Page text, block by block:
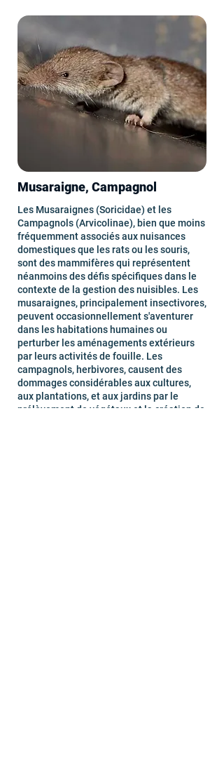
Musaraigne, Campagnol
Les Musaraignes (Soricidae) et les
Campagnols (Arvicolinae), bien que moins
fréquemment associés aux nuisances
domestiques que les rats ou les souris,
sont des mammifères qui représentent
néanmoins des défis spécifiques dans le
contexte de la gestion des nuisibles. Les
musaraignes, principalement insectivores,
peuvent occasionnellement s'aventurer
dans les habitations humaines ou
perturber les aménagements extérieurs
par leurs activités de fouille. Les
campagnols, herbivores, causent des
dommages considérables aux cultures,
aux plantations, et aux jardins par le
prélèvement de végétaux et la création de